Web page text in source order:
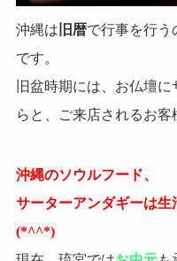
沖縄は 旧暦で行事を行う
です。
旧盆時期には、お仏壇
らと、ご来店されるお客
沖縄のソウルフード、
サーターアンダギーは生
(*^^*)